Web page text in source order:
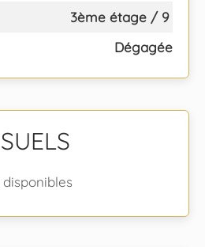
3ème étage / 9
Dégagée